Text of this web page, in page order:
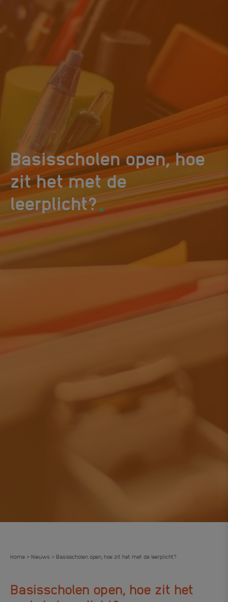
Basisscholen open, hoe
zit het met de
leerplicht?.
Home > Nieuws > Basisscholen open, hoe zit het met de leerplicht?
Basisscholen open, hoe zit het